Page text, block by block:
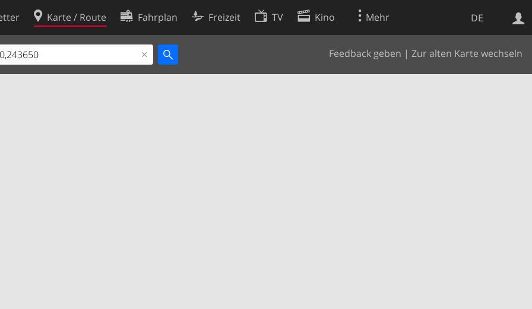
DE
Karte / Route Fahrplan Freizeit TV Kino Mehr
Feedback geben | Zur alten Karte wechseln
Websuche
Cookie-Richtlinie
Cookie-Einstellungen